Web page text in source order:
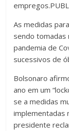
As medidas
sendo tomadas
pandemia de
sucessivos de
Bolsonaro
ano em um
se a medidas
implementadas
presidente